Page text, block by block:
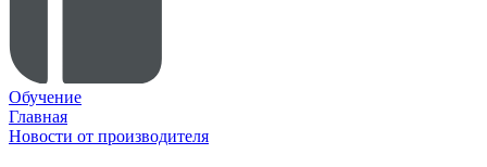
Обучение
Главная
Новости от производителя